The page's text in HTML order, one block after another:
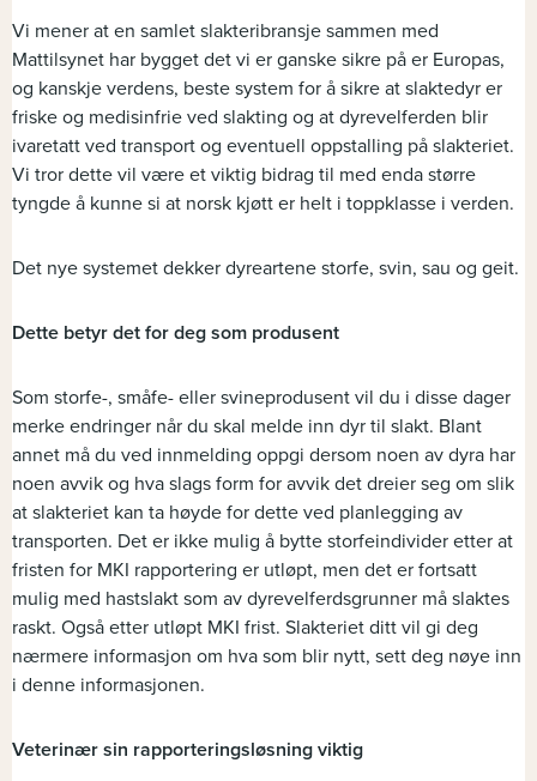
Vi mener at en samlet slakteribransje sammen med
Mattilsynet har bygget det vi er ganske sikre på er Europas,
og kanskje verdens, beste system for å sikre at slaktedyr er
friske og medisinfrie ved slakting og at dyrevelferden blir
ivaretatt ved transport og eventuell oppstalling på slakteriet.
Vi tror dette vil være et viktig bidrag til med enda større
tyngde å kunne si at norsk kjøtt er helt i toppklasse i verden.
Det nye systemet dekker dyreartene storfe, svin, sau og geit.
Dette betyr det for deg som produsent
Som storfe-, småfe- eller svineprodusent vil du i disse dager
merke endringer når du skal melde inn dyr til slakt. Blant
annet må du ved innmelding oppgi dersom noen av dyra har
noen avvik og hva slags form for avvik det dreier seg om slik
at slakteriet kan ta høyde for dette ved planlegging av
transporten. Det er ikke mulig å bytte storfeindivider etter at
fristen for MKI rapportering er utløpt, men det er fortsatt
mulig med hastslakt som av dyrevelferdsgrunner må slaktes
raskt. Også etter utløpt MKI frist. Slakteriet ditt vil gi deg
nærmere informasjon om hva som blir nytt, sett deg nøye inn
i denne informasjonen.
Veterinær sin rapporteringsløsning viktig